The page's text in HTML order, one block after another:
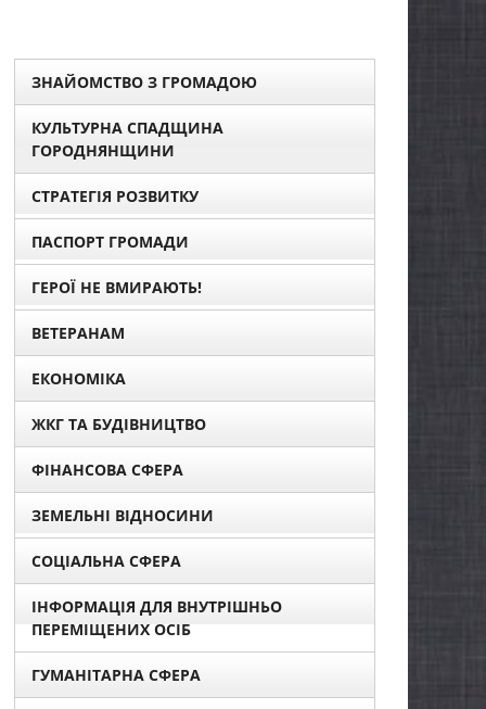
ЗНАЙОМСТВО З ГРОМАДОЮ
КУЛЬТУРНА СПАДЩИНА
ГОРОДНЯНЩИНИ
СТРАТЕГІЯ РОЗВИТКУ
ПАСПОРТ ГРОМАДИ
ГЕРОЇ НЕ ВМИРАЮТЬ!
ВЕТЕРАНАМ
ЕКОНОМІКА
ЖКГ ТА БУДІВНИЦТВО
ФІНАНСОВА СФЕРА
ЗЕМЕЛЬНІ ВІДНОСИНИ
СОЦІАЛЬНА СФЕРА
ІНФОРМАЦІЯ ДЛЯ ВНУТРІШНЬО
ПЕРЕМІЩЕНИХ ОСІБ
ГУМАНІТАРНА СФЕРА